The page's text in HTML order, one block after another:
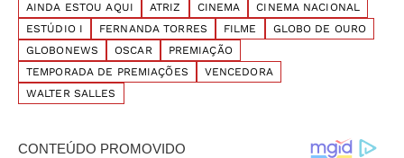
AINDA ESTOU AQUI ATRIZ CINEMA
CINEMA NACIONAL
ESTÚDIO I
FERNANDA TORRES FILME
GLOBO DE OURO
GLOBONEWS
OSCAR
PREMIAÇÃO
TEMPORADA DE PREMIAÇÕES
VENCEDORA
WALTER SALLES